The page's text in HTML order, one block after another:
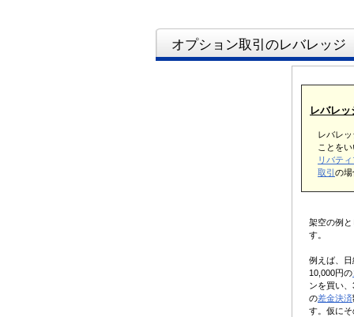
オプション取引のレバレッジ
レバレッ
レバレ
ことを
リバテ
取引の場
架空の例と
す。
例えば、
10,000円の
ンを買い
の差金決済
す。仮に